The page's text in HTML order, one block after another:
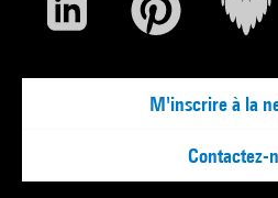
M'inscrire à la
Contactez-